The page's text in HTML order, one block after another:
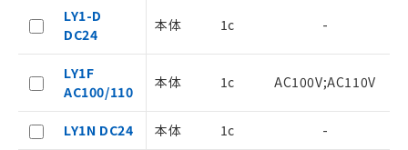
LY1-D
DC24
本体 1c -
LY1F
AC100/110
本体 1c AC100V;AC110V
LY1N DC24 本体 1c -